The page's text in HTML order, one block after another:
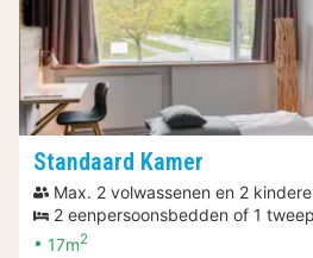
Standaard Kamer
Max. 2 volwassenen en 2
2 eenpersoonsbedden of 1
17m2